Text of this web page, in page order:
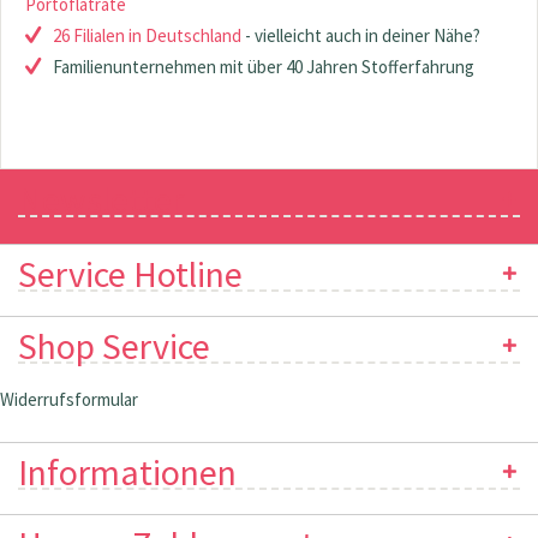
26 Filialen in Deutschland - vielleicht auch in deiner Nähe?
Familienunternehmen mit über 40 Jahren Stofferfahrung
Service Hotline
Shop Service
Widerrufsformular
Informationen